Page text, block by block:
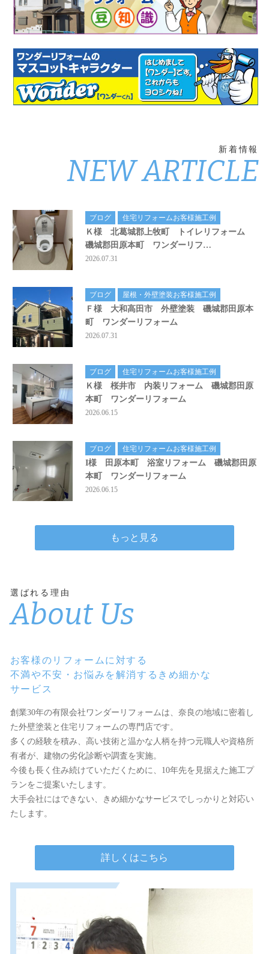
新着情報
NEW ARTICLE
ブログ 住宅リフォームお客様施工例
Ｋ様 北葛城郡上牧町 トイレリフォーム
磯城郡田原本町 ワンダーリフ…
2026.07.31
ブログ 屋根・外壁塗装お客様施工例
Ｆ様 大和高田市 外壁塗装 磯城郡田原本
町 ワンダーリフォーム
2026.07.31
ブログ 住宅リフォームお客様施工例
Ｋ様 桜井市 内装リフォーム 磯城郡田原
本町 ワンダーリフォーム
2026.06.15
ブログ 住宅リフォームお客様施工例
I様 田原本町 浴室リフォーム 磯城郡田原
本町 ワンダーリフォーム
2026.06.15
もっと見る
選ばれる理由
About Us
お客様のリフォームに対する
不満や不安・お悩みを解消するきめ細かな
サービス
創業30年の有限会社ワンダーリフォームは、奈良の地域に密着し
た外壁塗装と住宅リフォームの専門店です。
多くの経験を積み、高い技術と温かな人柄を持つ元職人や資格所
有者が、建物の劣化診断や調査を実施。
今後も長く住み続けていただくために、10年先を見据えた施工プ
ランをご提案いたします。
大手会社にはできない、きめ細かなサービスでしっかりと対応い
たします。
詳しくはこちら